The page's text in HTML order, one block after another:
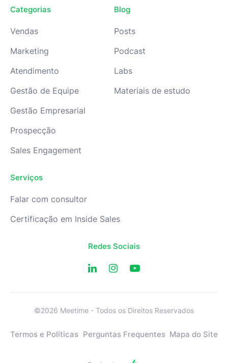
Categorias
Vendas
Marketing
Atendimento
Gestão de Equipe
Gestão Empresarial
Prospecção
Sales Engagement
Blog
Posts
Podcast
Labs
Materiais de estudo
Serviços
Falar com consultor
Certificação em Inside Sales
Redes Sociais
©2026 Meetime - Todos os Direitos Reservados
Termos e Políticas Perguntas Frequentes Mapa do Site